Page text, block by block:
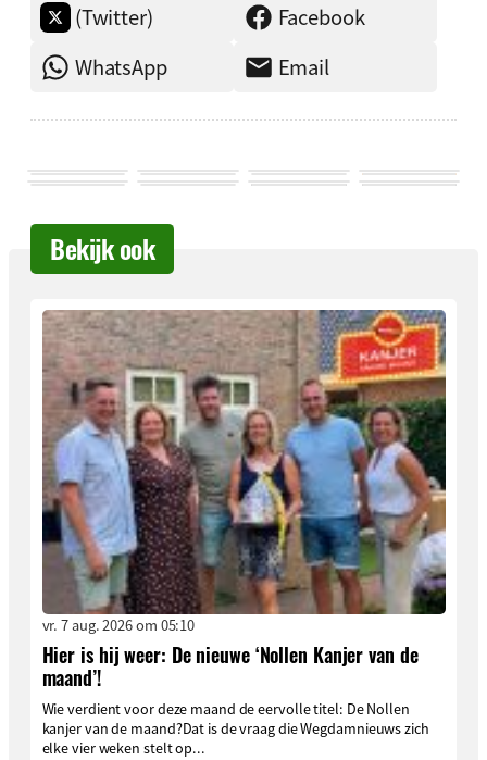
(Twitter)
Facebook
WhatsApp
Email
Bekijk ook
vr. 7 aug. 2026 om 05:10
Hier is hij weer: De nieuwe ‘Nollen Kanjer van de
maand’!
Wie verdient voor deze maand de eervolle titel: De Nollen
kanjer van de maand?Dat is de vraag die Wegdamnieuws zich
elke vier weken stelt op...